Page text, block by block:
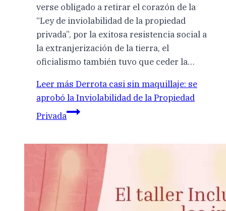
verse obligado a retirar el corazón de la
“Ley de inviolabilidad de la propiedad
privada”, por la exitosa resistencia social a
la extranjerización de la tierra, el
oficialismo también tuvo que ceder la…
Leer más Derrota casi sin maquillaje: se
aprobó la Inviolabilidad de la Propiedad
Privada